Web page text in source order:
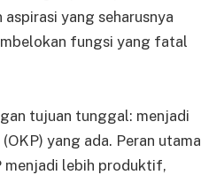
aspirasi yang seharusnya
fungsi yang fatal
tujuan tunggal: menjadi
yang ada. Peran utama
menjadi lebih produktif,